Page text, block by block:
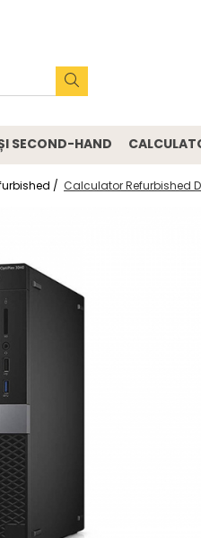
SECOND-HAND
/ Calculator Refurbished